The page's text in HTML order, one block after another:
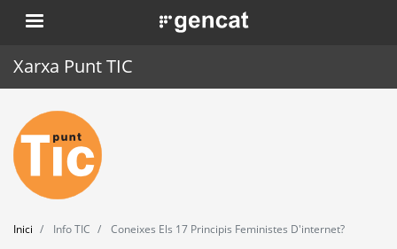
Vés
al
. Obre en una nova finestra.
Xarxa Punt TIC
Inici
Punt TIC
Actualitat
Agenda
Inici Info TIC Coneixes Els 17 Principis Feministes D'internet?